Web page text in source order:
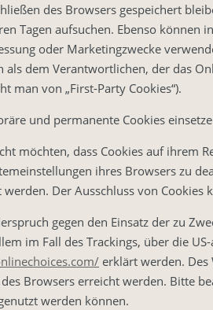
des Browsers gespeichert
Tagen aufsuchen. Ebenso können
oder Marketingzwecke
als dem Verantwortlichen, der das
man von „First-Party Cookies“).
und permanente Cookies
möchten, dass Cookies auf ihrem
ihres Browsers zu
werden. Der Ausschluss von
gegen den Einsatz der zu
im Fall des Trackings, über die
erklärt werden.
Browsers erreicht werden. Bitte
werden können.